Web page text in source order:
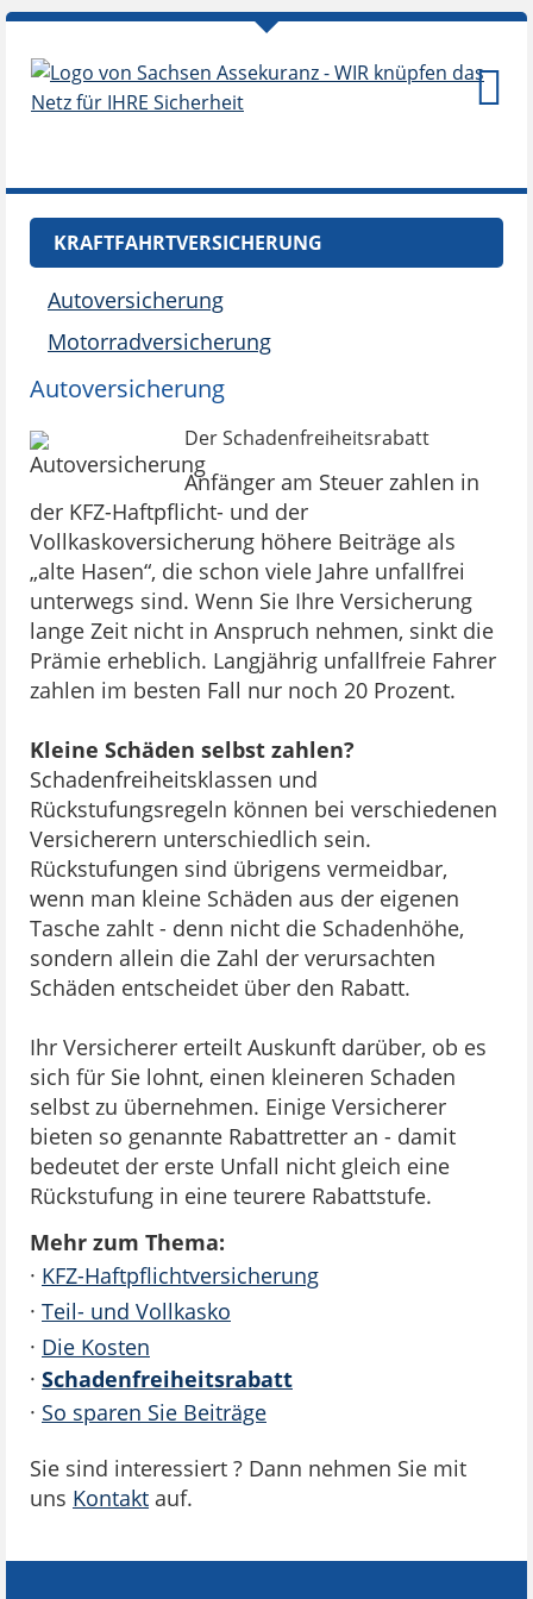
KRAFTFAHRTVERSICHERUNG
Autoversicherung
Motorradversicherung
Autoversicherung
Der Schadenfreiheitsrabatt
Anfänger am Steuer zahlen in
der KFZ-Haftpflicht- und der
Vollkaskoversicherung höhere Beiträge als
„alte Hasen“, die schon viele Jahre unfallfrei
unterwegs sind. Wenn Sie Ihre Versicherung
lange Zeit nicht in Anspruch nehmen, sinkt die
Prämie erheblich. Langjährig unfallfreie Fahrer
zahlen im besten Fall nur noch 20 Prozent.
Kleine Schäden selbst zahlen?
Schadenfreiheitsklassen und
Rückstufungsregeln können bei verschiedenen
Versicherern unterschiedlich sein.
Rückstufungen sind übrigens vermeidbar,
wenn man kleine Schäden aus der eigenen
Tasche zahlt - denn nicht die Schadenhöhe,
sondern allein die Zahl der verursachten
Schäden entscheidet über den Rabatt.
Ihr Versicherer erteilt Auskunft darüber, ob es
sich für Sie lohnt, einen kleineren Schaden
selbst zu übernehmen. Einige Versicherer
bieten so genannte Rabattretter an - damit
bedeutet der erste Unfall nicht gleich eine
Rückstufung in eine teurere Rabattstufe.
Mehr zum Thema:
· KFZ-Haftpflichtversicherung
· Teil- und Vollkasko
· Die Kosten
· Schadenfreiheitsrabatt
· So sparen Sie Beiträge
Sie sind interessiert ? Dann nehmen Sie mit
uns Kontakt auf.